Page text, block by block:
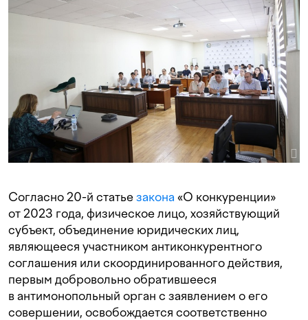
Согласно 20-й статьезакона «О конкуренции»
от 2023 года, физическое лицо, хозяйствующий
субъект, объединение юридических лиц,
являющееся участником антиконкурентного
соглашения или скоординированного действия,
первым добровольно обратившееся
в антимонопольный орган с заявлением о его
совершении, освобождается соответственно